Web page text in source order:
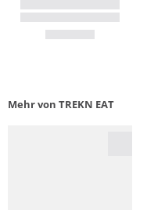
Mehr von TREKN EAT